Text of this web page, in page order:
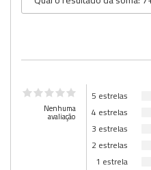
Nenhuma
avaliação
5 estrelas
4 estrelas
3 estrelas
2 estrelas
1 estrela